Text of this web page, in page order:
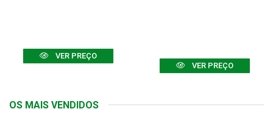
VER PREÇO
VER PREÇO
OS MAIS VENDIDOS